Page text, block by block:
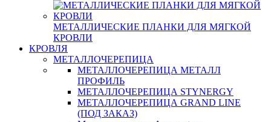
МЕТАЛЛИЧЕСКИЕ ПЛАНКИ ДЛЯ МЯГКОЙ
КРОВЛИ
КРОВЛЯ
МЕТАЛЛОЧЕРЕПИЦА
МЕТАЛЛОЧЕРЕПИЦА МЕТАЛЛ
ПРОФИЛЬ
МЕТАЛЛОЧЕРЕПИЦА STYNERGY
МЕТАЛЛОЧЕРЕПИЦА GRAND LINE
(ПОД ЗАКАЗ)